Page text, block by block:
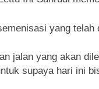
yang
jalan yang akan
supaya hari ini